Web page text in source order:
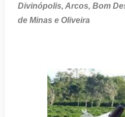
Divinópolis, Arcos, Bom
de Minas e Oliveira